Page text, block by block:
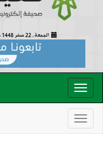
الجمعة , 22 صفر 1448 هـ ,